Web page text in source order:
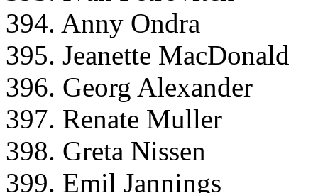
394. Anny Ondra
395. Jeanette MacDonald
396. Georg Alexander
397. Renate Muller
398. Greta Nissen
399. Emil Jannings